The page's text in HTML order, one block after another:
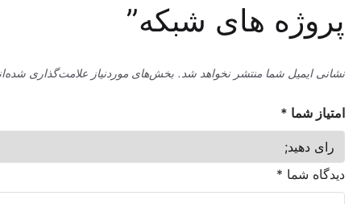
های شبکه”
شما منتشر نخواهد شد. بخش‌های موردنیاز علامت‌گذاری شده‌اند*
*
*